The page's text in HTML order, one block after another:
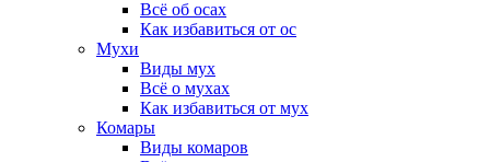
Всё об осах
Как избавиться от ос
Мухи
Виды мух
Всё о мухах
Как избавиться от мух
Комары
Виды комаров